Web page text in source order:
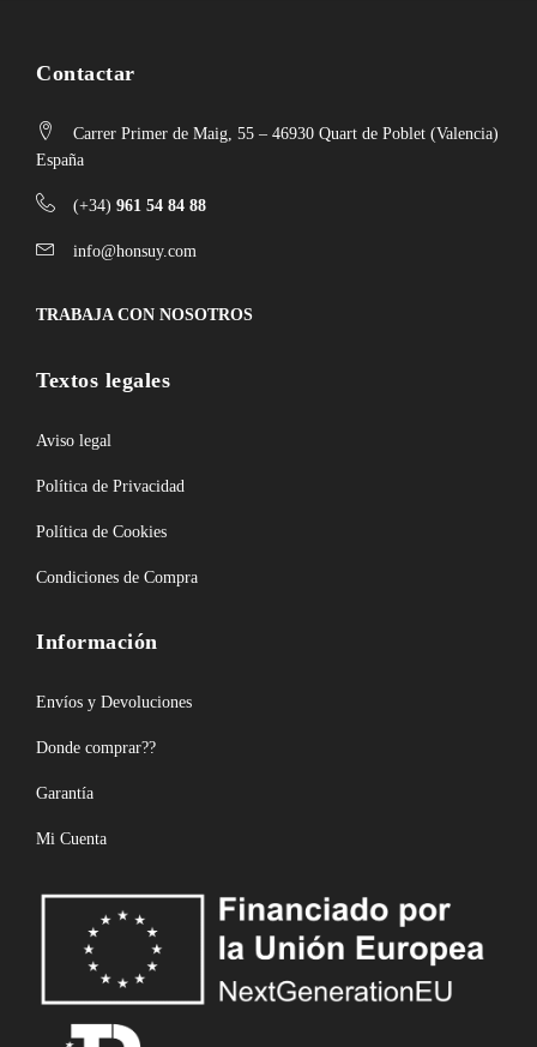
Contactar
Carrer Primer de Maig, 55 – 46930 Quart de Poblet (Valencia)
España
(+34) 961 54 84 88
info@honsuy.com
TRABAJA CON NOSOTROS
Textos legales
Aviso legal
Política de Privacidad
Política de Cookies
Condiciones de Compra
Información
Envíos y Devoluciones
Donde comprar??
Garantía
Mi Cuenta